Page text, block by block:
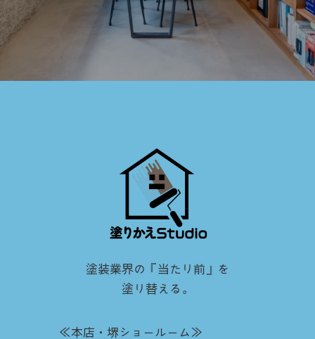
塗装業界の『当たり前』を
塗り替える。
≪本店・堺ショールーム≫